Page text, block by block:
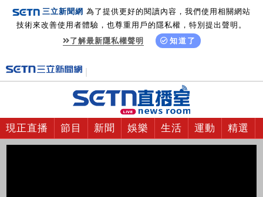
三立新聞網 為了提供更好的閱讀內容，我們使用相關網站
技術來改善使用者體驗，也尊重用戶的隱私權，特別提出聲明。
了解最新隱私權聲明
知道了
現正直播 節目 新聞 娛樂 生活 運動 精選